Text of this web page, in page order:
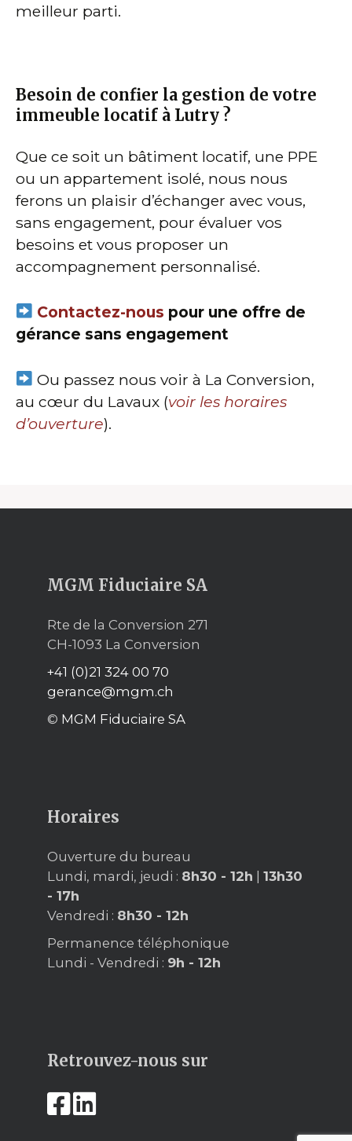
meilleur parti.
Besoin de confier la gestion de votre
immeuble locatif à Lutry ?
Que ce soit un bâtiment locatif, une PPE
ou un appartement isolé, nous nous
ferons un plaisir d’échanger avec vous,
sans engagement, pour évaluer vos
besoins et vous proposer un
accompagnement personnalisé.
Contactez-nous pour une offre de
gérance sans engagement
Ou passez nous voir à La Conversion,
au cœur du Lavaux (voir les horaires
d’ouverture).
MGM Fiduciaire SA
Rte de la Conversion 271
CH-1093 La Conversion
+41 (0)21 324 00 70
gerance@mgm.ch
© MGM Fiduciaire SA
Horaires
Ouverture du bureau
Lundi, mardi, jeudi : 8h30 - 12h | 13h30
- 17h
Vendredi : 8h30 - 12h
Permanence téléphonique
Lundi - Vendredi : 9h - 12h
Retrouvez-nous sur